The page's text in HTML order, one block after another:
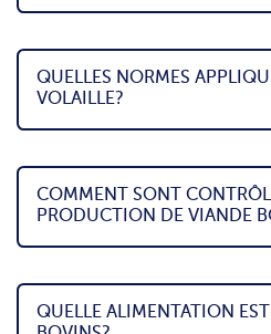
QUELLES NORMES
VOLAILLE?
COMMENT SONT
PRODUCTION DE VIANDE
QUELLE ALIMENTATION